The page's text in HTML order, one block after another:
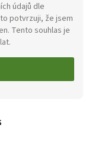
potvrzuji, že jsem
Tento souhlas je